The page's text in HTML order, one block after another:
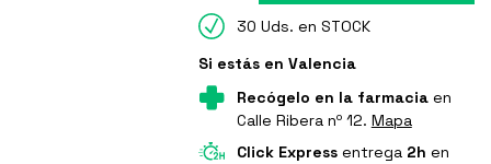
30 Uds. en STOCK
Si estás en Valencia
Recógelo en la farmaciaen
Calle Ribera nº 12. Mapa
Click Expressentrega 2h en